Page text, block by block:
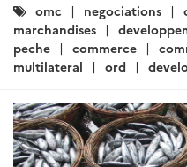
Catégories
:
omc negociations
marchandises
peche
commerce
multilateral
ord